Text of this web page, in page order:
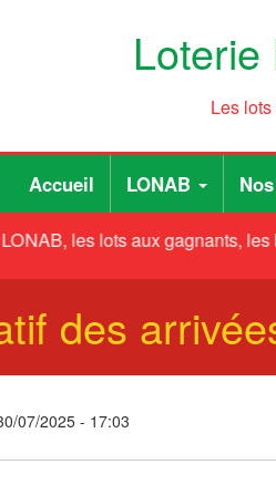
Les
Accueil LONAB
LONAB, les lots aux gagnants, les
des
07/2025 - 17:03